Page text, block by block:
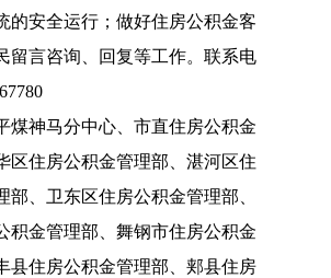
的安全运行 ； 做好住房公积金客
留言咨询、回复等工作。 联系电
煤神马分中心、 市直住房公积金
区住房公积金管理部、 湛河区住
部、 卫东区住房公积金管理部、
积金管理部、 舞钢市住房公积金
县住房公积金管理部、 郏县住房